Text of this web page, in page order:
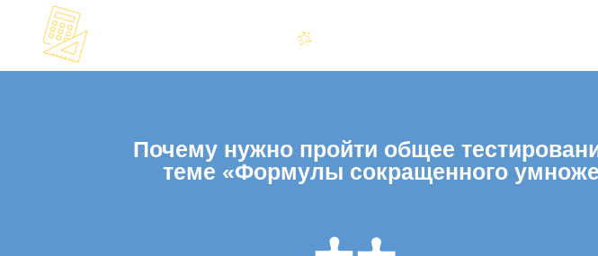
Почему нужно пройти общее
теме «Формулы сокращенного